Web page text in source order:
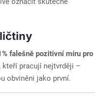
falešně pozitivní míru pro
kteří pracují nejtvrději –
obviněni jako první.